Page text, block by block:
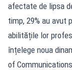
afectate de lipsa
timp, 29% au avut
abilitățile lor
înțelege noua
of